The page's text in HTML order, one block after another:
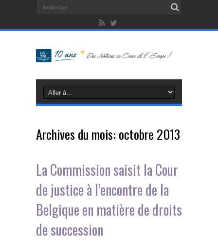
Archives du mois: octobre 2013
La Commission saisit la Cour
de justice à l’encontre de la
Belgique en matière de droits
de succession